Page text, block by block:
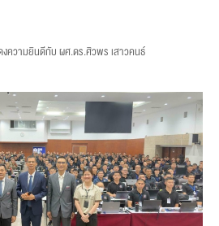
ความยินดีกับ ผศ.ดร.ศิวพร เสาวคนธ์